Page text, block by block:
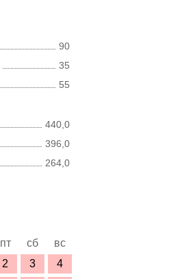
90
35
55
440,0
396,0
264,0
пт сб
вс
2 3
4